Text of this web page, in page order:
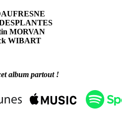
MORVAN
WIBART
album partout !